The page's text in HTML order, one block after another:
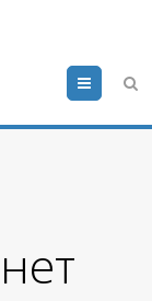
Menu